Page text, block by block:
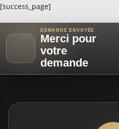
[success_page]
DEMANDE ENVOYÉE
Merci pour
votre
demande